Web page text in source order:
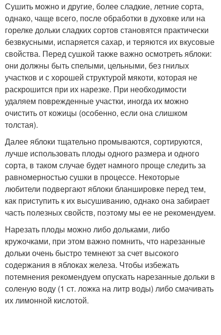
Сушить можно и другие, более сладкие, летние сорта,
однако, чаще всего, после обработки в духовке или на
горелке дольки сладких сортов становятся практически
безвкусными, испаряется сахар, и теряются их вкусовые
свойства. Перед сушкой также важно осмотреть яблоки:
они должны быть спелыми, цельными, без гнилых
участков и с хорошей структурой мякоти, которая не
раскрошится при их нарезке. При необходимости
удаляем поврежденные участки, иногда их можно
очистить от кожицы (особенно, если она слишком
толстая).
Далее яблоки тщательно промываются, сортируются,
лучше использовать плоды одного размера и одного
сорта, в таком случае будет намного проще следить за
равномерностью сушки в процессе. Некоторые
любители подвергают яблоки бланшировке перед тем,
как приступить к их высушиванию, однако она забирает
часть полезных свойств, поэтому мы ее не рекомендуем.
Нарезать плоды можно либо дольками, либо
кружочками, при этом важно помнить, что нарезанные
дольки очень быстро темнеют за счет высокого
содержания в яблоках железа. Чтобы избежать
потемнения рекомендуем опускать нарезанные дольки в
соленую воду (1 ст. ложка на литр воды) либо смачивать
их лимонной кислотой.